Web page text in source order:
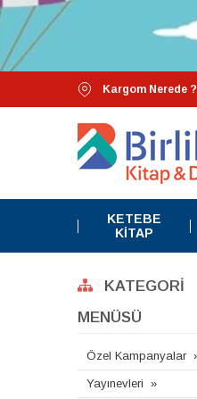
Kargom Nerede ?
KETEBE
KITAP
KATEGORI
MENÜSÜ
Özel Kampanyalar
Yayınevleri